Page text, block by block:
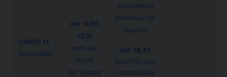
LUNEDÌ 14
NOVEMBRE
ore 10.00-
12.00
visita alle
scuole
dell’infanzia
Santa Messa
presieduta dal
Vescovo
ore 18.45
incontro con
i catechisti e